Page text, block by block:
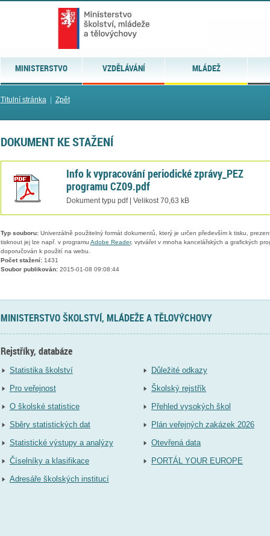
MINISTERSTVO VZDĚLÁVÁNÍ MLÁDEŽ
Titulní stránka| Zpět
DOKUMENT KE STAŽENÍ
Info k vypracování periodické zprávy_PEZ
programu CZ09.pdf
Dokument typu pdf | Velikost 70,63 kB
Typ souboru:Univerzálně použitelný formát dokumentů, který je určen především k tisku,
tisknout jej lze např. v programu Adobe Reader, vytvářet v mnoha kancelářských a grafických
doporučován k použití na webu.
Počet stažení:1431
Soubor publikován:2015-01-08 09:08:44
MINISTERSTVO ŠKOLSTVÍ, MLÁDEŽE A TĚLOVÝCHOVY
Rejstříky, databáze
Statistika školství
Pro veřejnost
O školské statistice
Sběry statistických dat
Statistické výstupy a analýzy
Číselníky a klasifikace
Adresáře školských institucí
Důležité odkazy
Školský rejstřík
Přehled vysokých škol
Plán veřejných zakázek 2026
Otevřená data
PORTÁL YOUR EUROPE